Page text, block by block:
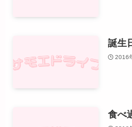
誕生
2016
食べ